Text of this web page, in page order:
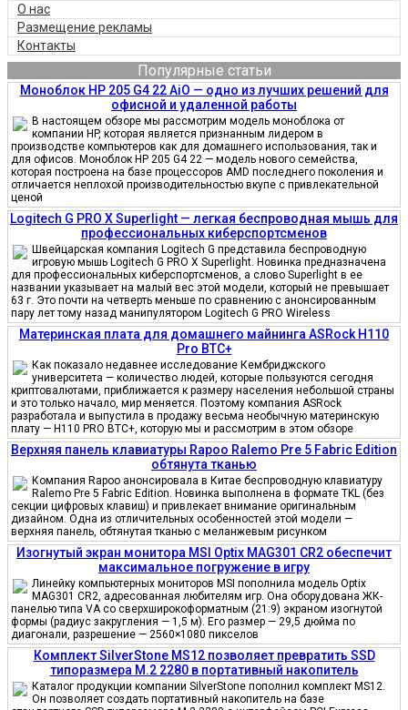
О нас
Размещение рекламы
Контакты
Популярные статьи
Моноблок HP 205 G4 22 AiO — одно из лучших решений для
офисной и удаленной работы
В настоящем обзоре мы рассмотрим модель моноблока от
компании HP, которая является признанным лидером в
производстве компьютеров как для домашнего использования, так и
для офисов. Моноблок HP 205 G4 22 — модель нового семейства,
которая построена на базе процессоров AMD последнего поколения и
отличается неплохой производительностью вкупе с привлекательной
ценой
Logitech G PRO X Superlight — легкая беспроводная мышь для
профессиональных киберспортсменов
Швейцарская компания Logitech G представила беспроводную
игровую мышь Logitech G PRO X Superlight. Новинка предназначена
для профессиональных киберспортсменов, а слово Superlight в ее
названии указывает на малый вес этой модели, который не превышает
63 г. Это почти на четверть меньше по сравнению с анонсированным
пару лет тому назад манипулятором Logitech G PRO Wireless
Материнская плата для домашнего майнинга ASRock H110
Pro BTC+
Как показало недавнее исследование Кембриджского
университета — количество людей, которые пользуются сегодня
криптовалютами, приближается к размеру населения небольшой страны
и это только начало, мир меняется. Поэтому компания ASRock
разработала и выпустила в продажу весьма необычную материнскую
плату — H110 PRO BTC+, которую мы и рассмотрим в этом обзоре
Верхняя панель клавиатуры Rapoo Ralemo Pre 5 Fabric Edition
обтянута тканью
Компания Rapoo анонсировала в Китае беспроводную клавиатуру
Ralemo Pre 5 Fabric Edition. Новинка выполнена в формате TKL (без
секции цифровых клавиш) и привлекает внимание оригинальным
дизайном. Одна из отличительных особенностей этой модели —
верхняя панель, обтянутая тканью с меланжевым рисунком
Изогнутый экран монитора MSI Optix MAG301 CR2 обеспечит
максимальное погружение в игру
Линейку компьютерных мониторов MSI пополнила модель Optix
MAG301 CR2, адресованная любителям игр. Она оборудована ЖК-
панелью типа VA со сверхширокоформатным (21:9) экраном изогнутой
формы (радиус закругления — 1,5 м). Его размер — 29,5 дюйма по
диагонали, разрешение — 2560×1080 пикселов
Комплект SilverStone MS12 позволяет превратить SSD
типоразмера M.2 2280 в портативный накопитель
Каталог продукции компании SilverStone пополнил комплект MS12.
Он позволяет создать портативный накопитель на базе